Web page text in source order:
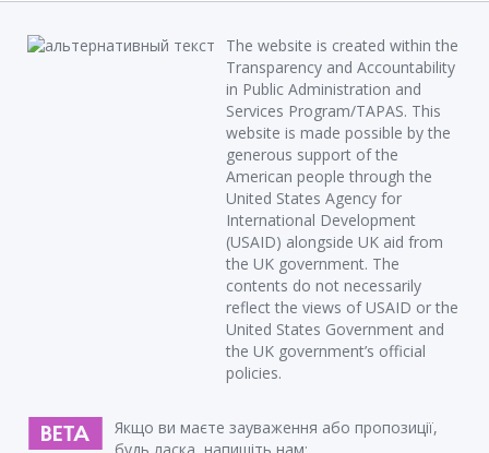
The website is created within the
Transparency and Accountability
in Public Administration and
Services Program/TAPAS. This
website is made possible by the
generous support of the
American people through the
United States Agency for
International Development
(USAID) alongside UK aid from
the UK government. The
contents do not necessarily
reflect the views of USAID or the
United States Government and
the UK government’s official
policies.
Якщо ви маєте зауваження або пропозиції,